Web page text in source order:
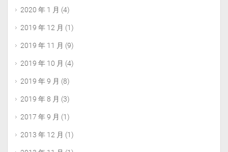
2020 年 1 月 (4)
2019 年 12 月 (1)
2019 年 11 月 (9)
2019 年 10 月 (4)
2019 年 9 月 (8)
2019 年 8 月 (3)
2017 年 9 月 (1)
2013 年 12 月 (1)